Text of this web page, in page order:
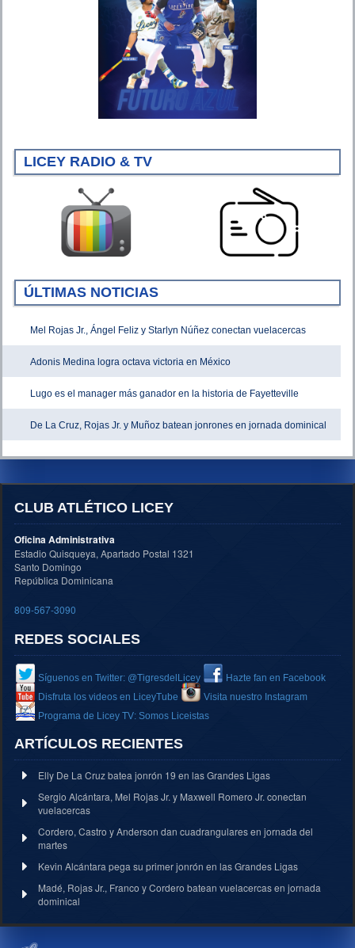
LICEY RADIO & TV
ÚLTIMAS NOTICIAS
Mel Rojas Jr., Ángel Feliz y Starlyn Núñez conectan vuelacercas
Adonis Medina logra octava victoria en México
Lugo es el manager más ganador en la historia de Fayetteville
De La Cruz, Rojas Jr. y Muñoz batean jonrones en jornada dominical
CLUB ATLÉTICO LICEY
Oficina Administrativa
Estadio Quisqueya, Apartado Postal 1321
Santo Domingo
República Dominicana
809-567-3090
REDES SOCIALES
Síguenos en Twitter: @TigresdelLicey
Hazte fan en Facebook
Disfruta los videos en LiceyTube
Visita nuestro Instagram
Programa de Licey TV: Somos Liceistas
ARTÍCULOS RECIENTES
Elly De La Cruz batea jonrón 19 en las Grandes Ligas
Sergio Alcántara, Mel Rojas Jr. y Maxwell Romero Jr. conectan
vuelacercas
Cordero, Castro y Anderson dan cuadrangulares en jornada del
martes
Kevin Alcántara pega su primer jonrón en las Grandes Ligas
Madé, Rojas Jr., Franco y Cordero batean vuelacercas en jornada
dominical